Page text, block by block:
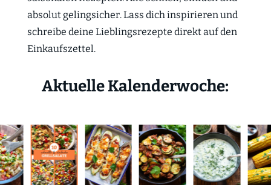
absolut gelingsicher. Lass dich inspirieren und
schreibe deine Lieblingsrezepte direkt auf den
Einkaufszettel.
Aktuelle Kalenderwoche: